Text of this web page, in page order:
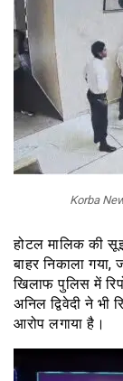
Korba
होटल मालिक की
बाहर निकाला
खिलाफ पुलिस में
अनिल द्विवेदी ने भी
आरोप लगाया है।